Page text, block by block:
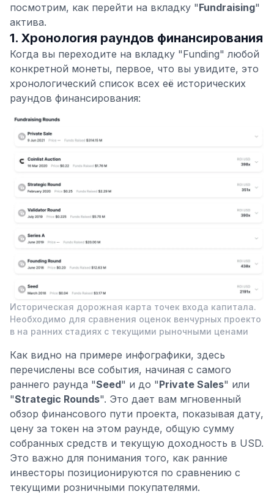
посмотрим, как перейти на вкладку "Fundraising"
актива.
1. Хронология раундов финансирования
Когда вы переходите на вкладку "Funding" любой
конкретной монеты, первое, что вы увидите, это
хронологический список всех её исторических
раундов финансирования:
Историческая дорожная карта точек входа капитала.
Необходимо для сравнения оценок венчурных проекто
в на ранних стадиях с текущими рыночными ценами
Как видно на примере инфографики, здесь
перечислены все события, начиная с самого
раннего раунда "Seed" и до "Private Sales" или
"Strategic Rounds". Это дает вам мгновенный
обзор финансового пути проекта, показывая дату,
цену за токен на этом раунде, общую сумму
собранных средств и текущую доходность в USD.
Это важно для понимания того, как ранние
инвесторы позиционируются по сравнению с
текущими розничными покупателями.